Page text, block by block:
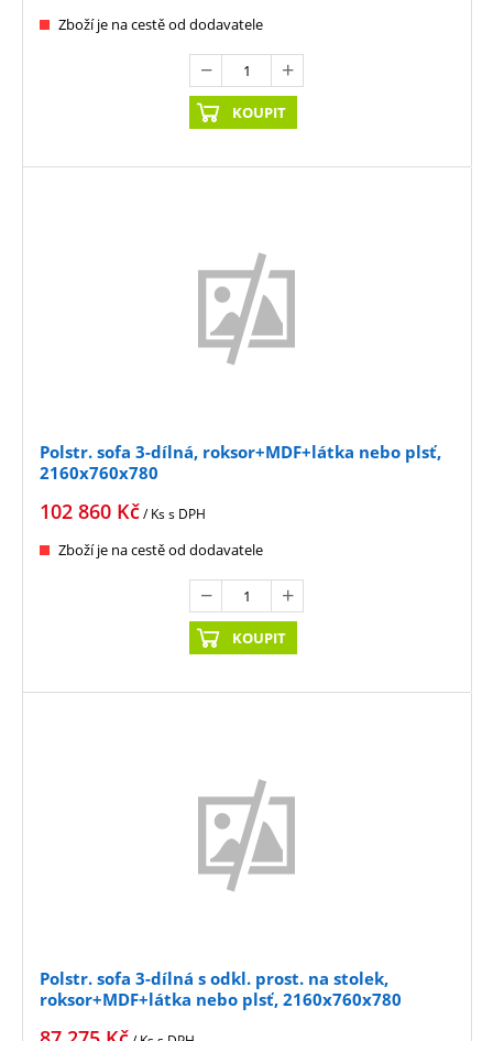
Zboží je na cestě od dodavatele
KOUPIT
Polstr. sofa 3-dílná, roksor+MDF+látka nebo plsť,
2160x760x780
102 860 Kč/ Kss DPH
Zboží je na cestě od dodavatele
KOUPIT
Polstr. sofa 3-dílná s odkl. prost. na stolek,
roksor+MDF+látka nebo plsť, 2160x760x780